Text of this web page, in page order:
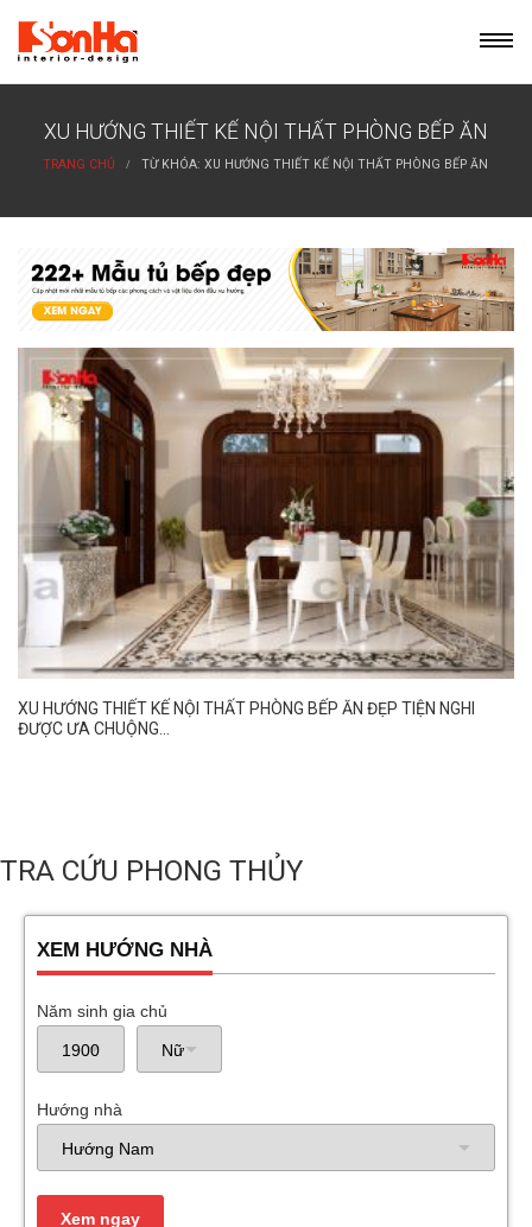
content
XU HƯỚNG THIẾT KẾ NỘI THẤT PHÒNG BẾP ĂN
TRANG CHỦ TỪ KHÓA: XU HƯỚNG THIẾT KẾ NỘI THẤT PHÒNG BẾP ĂN
XU HƯỚNG THIẾT KẾ NỘI THẤT PHÒNG BẾP ĂN ĐẸP TIỆN NGHI
ĐƯỢC ƯA CHUỘNG...
TRA CỨU PHONG THỦY
XEM HƯỚNG NHÀ
Năm sinh gia chủ
Hướng nhà